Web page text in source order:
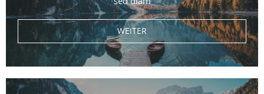
WEITER